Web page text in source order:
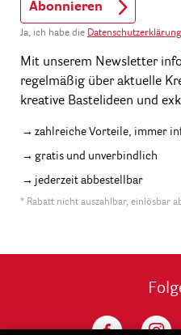
Abonnieren
Ja, ich habe die Datenschutzerklärung
Mit unserem Newsletter
regelmäßig über aktuelle
kreative Bastelideen und
zahlreiche Vorteile, immer
gratis und unverbindlich
jederzeit abbestellbar
* Rabatt nicht auszahlbar, einlösbar